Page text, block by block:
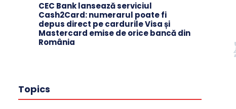
CEC Bank lansează serviciul
Cash2Card: numerarul poate fi
depus direct pe cardurile Visa și
Mastercard emise de orice bancă din
România
Topics